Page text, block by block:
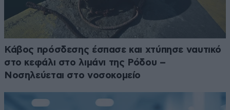
Κάβος πρόσδεσης έσπασε και χτύπησε ναυτικό
στο κεφάλι στο λιμάνι της Ρόδου –
Νοσηλεύεται στο νοσοκομείο